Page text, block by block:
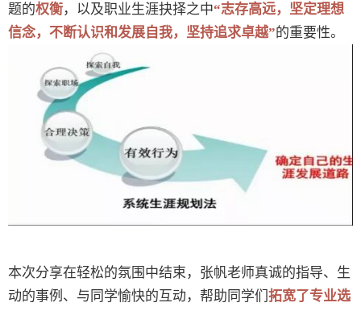
题的权衡，以及职业生涯抉择之中“志存高远，坚定理想
信念，不断认识和发展自我，坚持追求卓越”的重要性。
本次分享在轻松的氛围中结束，张帆老师真诚的指导、生
动的事例、与同学愉快的互动，帮助同学们 拓宽了专业选